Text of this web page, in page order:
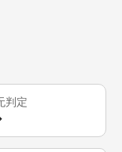
判定